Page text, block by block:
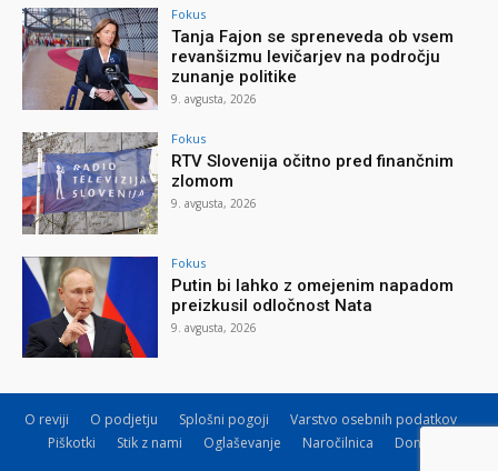
Fokus
Tanja Fajon se spreneveda ob vsem
revanšizmu levičarjev na področju
zunanje politike
9. avgusta, 2026
Fokus
RTV Slovenija očitno pred finančnim
zlomom
9. avgusta, 2026
Fokus
Putin bi lahko z omejenim napadom
preizkusil odločnost Nata
9. avgusta, 2026
O reviji O podjetju Splošni pogoji
Varstvo osebnih podatkov
Piškotki
Stik z nami Oglaševanje Naročilnica Donacije